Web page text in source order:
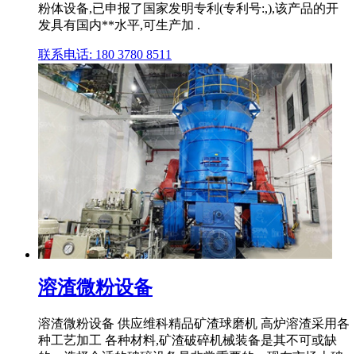
粉体设备,已申报了国家发明专利(专利号:,),该产品的开
发具有国内**水平,可生产加 .
联系电话: 180 3780 8511
溶渣微粉设备
溶渣微粉设备 供应维科精品矿渣球磨机 高炉溶渣采用各
种工艺加工 各种材料,矿渣破碎机械装备是其不可或缺